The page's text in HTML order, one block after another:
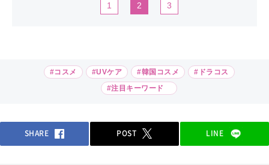
1 2 3
#コスメ #UVケア #韓国コスメ
#ドラコス
#注目キーワード
SHARE POST LINE